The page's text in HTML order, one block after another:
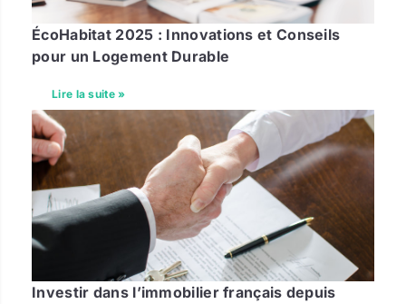
ÉcoHabitat 2025 : Innovations et Conseils
pour un Logement Durable
Lire la suite »
Investir dans l’immobilier français depuis